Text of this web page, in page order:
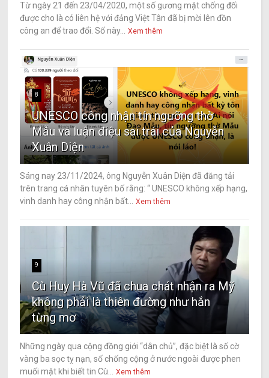
Từ ngày 21 đến 23/04/2020, một số gương mặt chống đối
được cho là có liên hệ với đảng Việt Tân đã bị mời lên đồn
công an để trao đổi. Số này...
Xem thêm
8
UNESCO công nhận tín ngưỡng thờ
Mẫu và luận điệu sai trái của Nguyễn
Xuân Diện
Sáng nay 23/11/2024, ông Nguyễn Xuân Diện đã đăng tải
trên trang cá nhân tuyên bố rằng: “ UNESCO không xếp hạng,
vinh danh hay công nhận bất...
Xem thêm
9
Cù Huy Hà Vũ đã chua chát nhận ra Mỹ
không phải là thiên đường như hắn
từng mơ
Những ngày qua cộng đồng giới “dân chủ”, đặc biệt là số cờ
vàng ba sọc tỵ nạn, số chống cộng ở nước ngoài được phen
muối mặt khi biết tin Cù...
Xem thêm